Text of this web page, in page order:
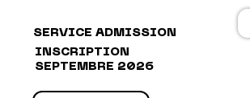
INSCRIPTION
SEPTEMBRE 2026
SERVICE ADMISSION